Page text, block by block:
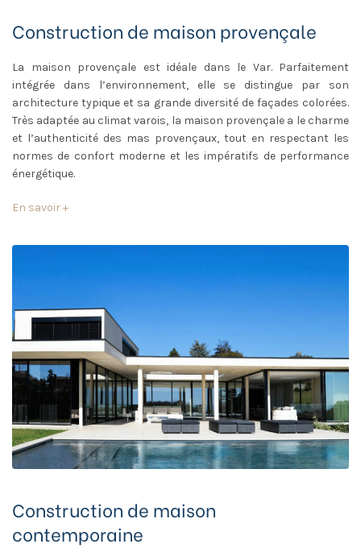
Construction de maison provençale
La maison provençale est idéale dans le Var. Parfaitement
intégrée dans l’environnement, elle se distingue par son
architecture typique et sa grande diversité de façades colorées.
Très adaptée au climat varois, la maison provençale a le charme
et l’authenticité des mas provençaux, tout en respectant les
normes de confort moderne et les impératifs de performance
énergétique.
En savoir +
Construction de maison
contemporaine